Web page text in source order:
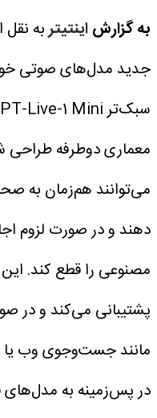
به گزارشاینتیتر
معماری دوطرفه طراحی
می‌توانند هم‌زمان به
دهند و در صورت لزوم
مصنوعی را قطع کند.
پشتیبانی می‌کند و در
مانند جست‌وجوی وب یا